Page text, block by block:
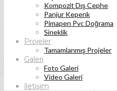
Kompozit Dış Cephe
Panjur Kepenk
Pimapen Pvc Doğrama
Sineklik
Projeler
Tamamlanmış Projeler
Galeri
Foto Galeri
Video Galeri
İletişim